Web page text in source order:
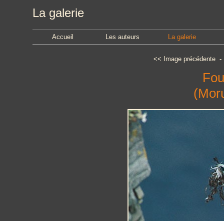
La galerie
Accueil Les auteurs La galerie
<< Image précédente